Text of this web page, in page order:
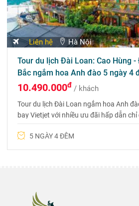
Liên hệ Hà Nội
Tour du lịch Đài Loan: Cao Hùng
Bắc ngắm hoa Anh đào 5 ngày 4
10.490.000đ / khách
Tour du lịch Đài Loan ngắm hoa Anh
bay Vietjet với nhiều ưu đãi hấp dẫn
5 NGÀY 4 ĐÊM